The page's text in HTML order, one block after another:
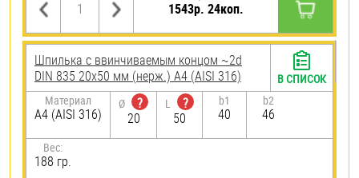
1543р. 24коп.
Шпилька c ввинчиваемым концом ~2d
DIN 835 20х50 мм (нерж.) A4 (AISI 316)
Материал
A4 (AISI 316)
Ø
?
20
L
?
50
b1
40
b2
46
Вес:
188 гр.
В СПИСОК